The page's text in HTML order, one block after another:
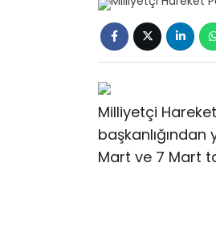
Milliyetçi
Mart ve 7 Mart